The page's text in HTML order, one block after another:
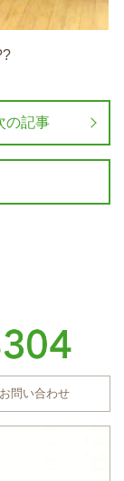
の記事
お問い合わせ